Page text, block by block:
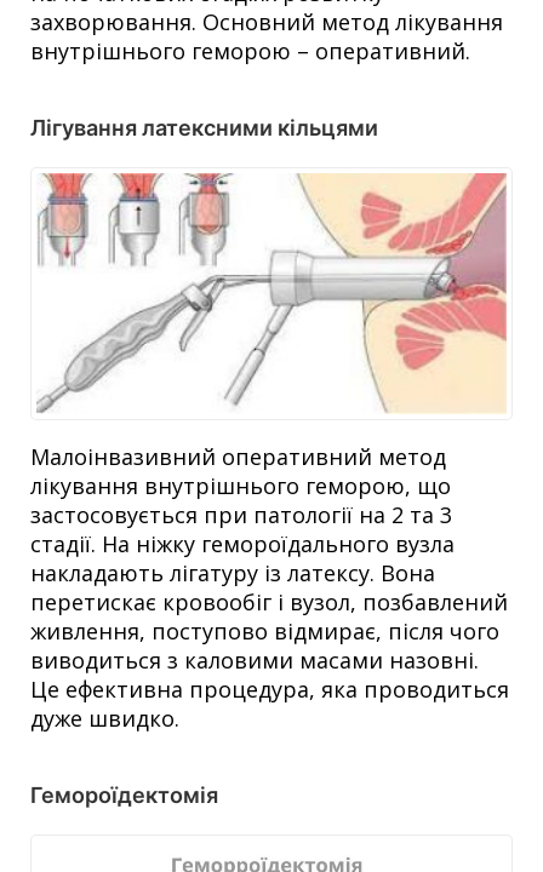
захворювання. Основний метод лікування
внутрішнього геморою – оперативний.
Лігування латексними кільцями
Малоінвазивний оперативний метод
лікування внутрішнього геморою, що
застосовується при патології на 2 та 3
стадії. На ніжку гемороїдального вузла
накладають лігатуру із латексу. Вона
перетискає кровообіг і вузол, позбавлений
живлення, поступово відмирає, після чого
виводиться з каловими масами назовні.
Це ефективна процедура, яка проводиться
дуже швидко.
Гемороїдектомія